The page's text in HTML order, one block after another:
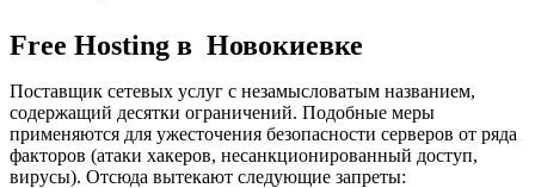
Free Hosting в Новокиевке
Поставщик сетевых услуг с незамысловатым названием,
содержащий десятки ограничений. Подобные меры
применяются для ужесточения безопасности серверов от ряда
факторов (атаки хакеров, несанкционированный доступ,
вирусы). Отсюда вытекают следующие запреты: